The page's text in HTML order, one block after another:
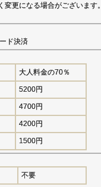
更になる場合がございます。
ド決済
大人料金の70％
5200円
4700円
4200円
1500円
不要